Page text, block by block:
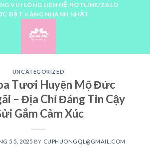
VUI LÒNG LIÊN HỆ HOTLINE/ZALO
ĐẶT HÀNG NHANH NHẤT
UNCATEGORIZED
Tươi Huyện Mộ Đức
– Địa Chỉ Đáng Tin Cậy
Gắm Cảm Xúc
5 5, 2025 BY CUPHUONGQL@GMAIL.COM